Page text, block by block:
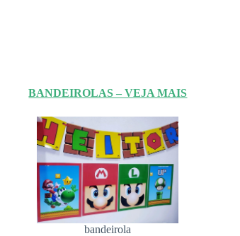
BANDEIROLAS – VEJA MAIS
bandeirola